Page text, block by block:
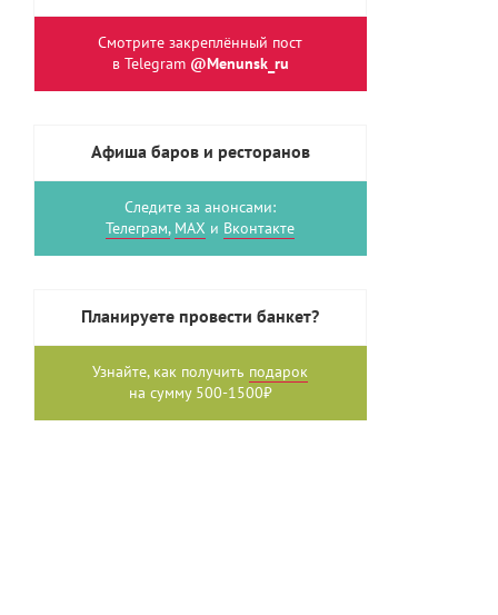
Смотрите закреплённый пост
в Telegram @Menunsk_ru
Афиша баров и ресторанов
Следите за анонсами:
Телеграм, MAX и Вконтакте
Планируете провести банкет?
Узнайте, как получить подарок
на сумму 500-1500₽